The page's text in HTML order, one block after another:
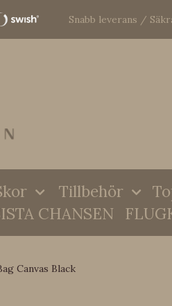
Snabb leverans /
Tillbehör
CHANSEN
Canvas Black